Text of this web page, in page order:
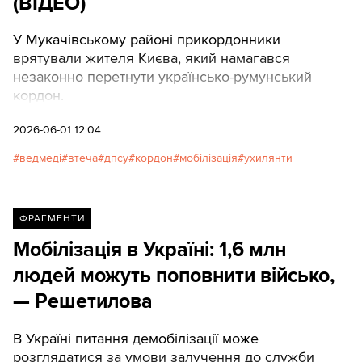
У Мукачівському районі прикордонники
врятували жителя Києва, який намагався
незаконно перетнути українсько-румунський
кордон.
2026-06-01 12:04
ведмеді втеча дпсу кордон мобілізація ухилянти
ФРАГМЕНТИ
Мобілізація в Україні: 1,6 млн
людей можуть поповнити військо,
— Решетилова
В Україні питання демобілізації може
розглядатися за умови залучення до служби